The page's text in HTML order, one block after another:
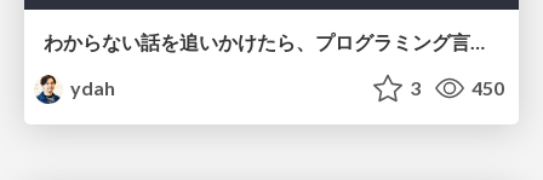
わからない話を追いかけたら、プログラミング言語を作る側にいた
ydah
3 450